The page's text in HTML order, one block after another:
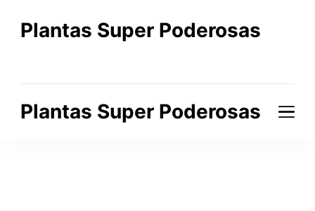
Plantas Super Poderosas
Plantas Super Poderosas